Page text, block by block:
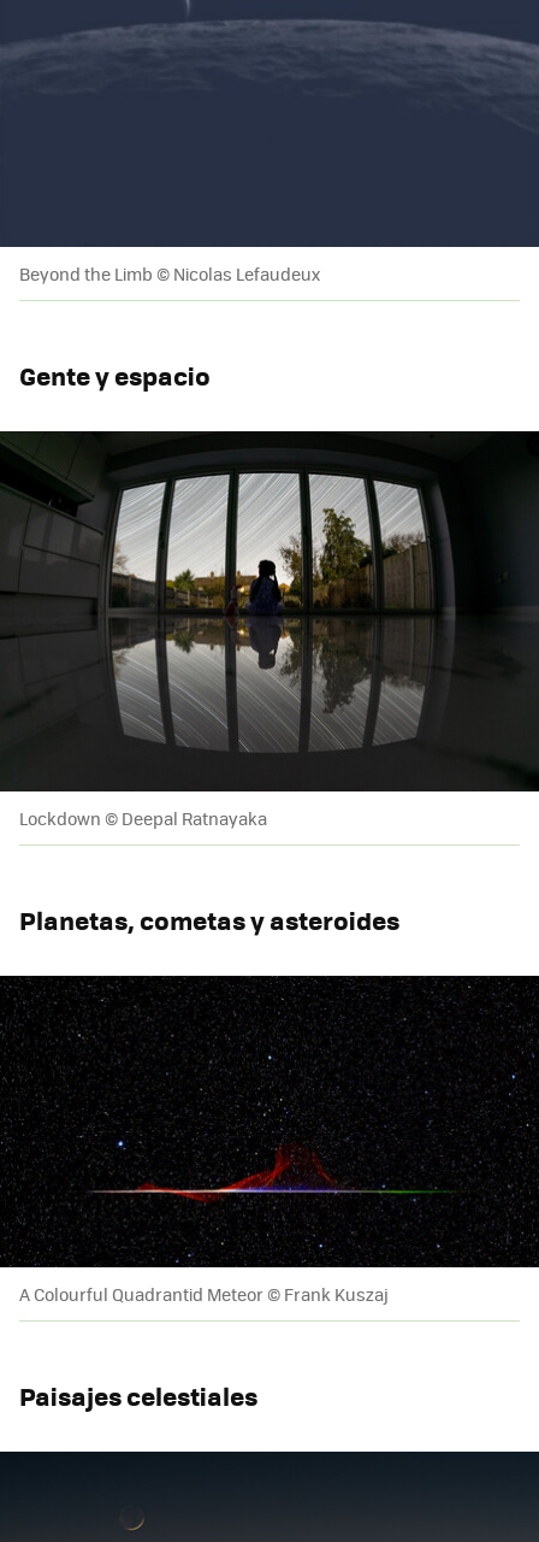
Beyond the Limb © Nicolas Lefaudeux
Gente y espacio
Lockdown © Deepal Ratnayaka
Planetas, cometas y asteroides
A Colourful Quadrantid Meteor © Frank Kuszaj
Paisajes celestiales